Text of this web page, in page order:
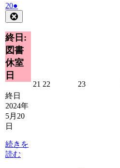
202024
年
5
月
20
日
●
件
の
イ
ベ
ン
ト)
終日:
図書
休室
日
終日
2024年
5月20
日
続きを
読む
21 2024
22 232024